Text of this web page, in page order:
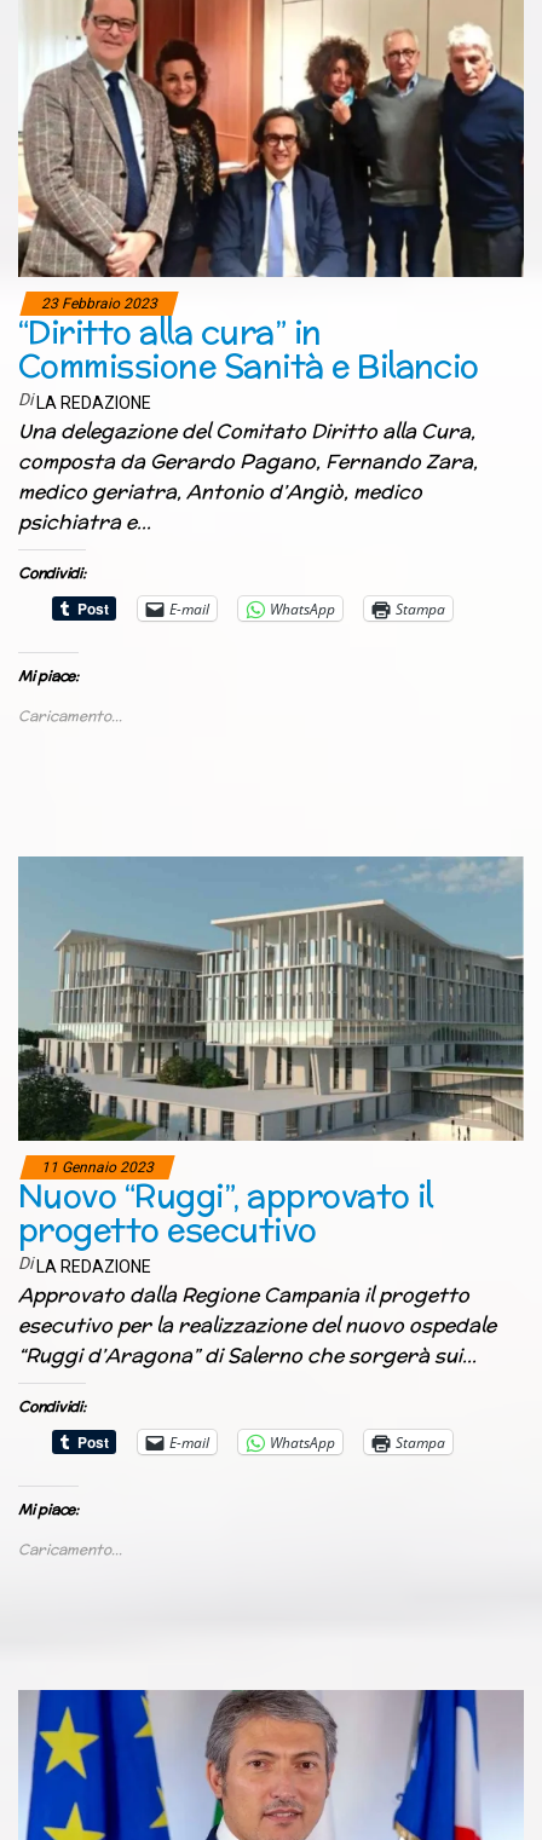
23 Febbraio 2023
“Diritto alla cura” in
Commissione Sanità e Bilancio
Di LA REDAZIONE
Una delegazione del Comitato Diritto alla Cura,
composta da Gerardo Pagano, Fernando Zara,
medico geriatra, Antonio d’Angiò, medico
psichiatra e…
Condividi:
E-mail
WhatsApp Stampa
Mi piace:
Caricamento...
11 Gennaio 2023
Nuovo “Ruggi”, approvato il
progetto esecutivo
Di LA REDAZIONE
Approvato dalla Regione Campania il progetto
esecutivo per la realizzazione del nuovo ospedale
“Ruggi d’Aragona” di Salerno che sorgerà sui…
Condividi:
E-mail
WhatsApp Stampa
Mi piace:
Caricamento...